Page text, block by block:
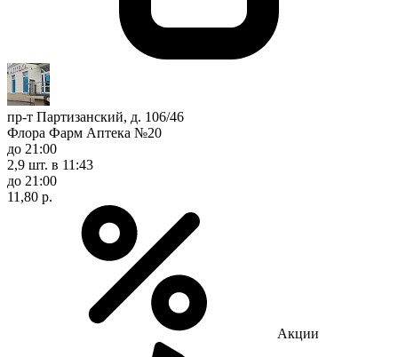
пр-т Партизанский, д. 106/46
Флора Фарм Аптека №20
до 21:00
2,9 шт. в 11:43
до 21:00
11,80 р.
Акции